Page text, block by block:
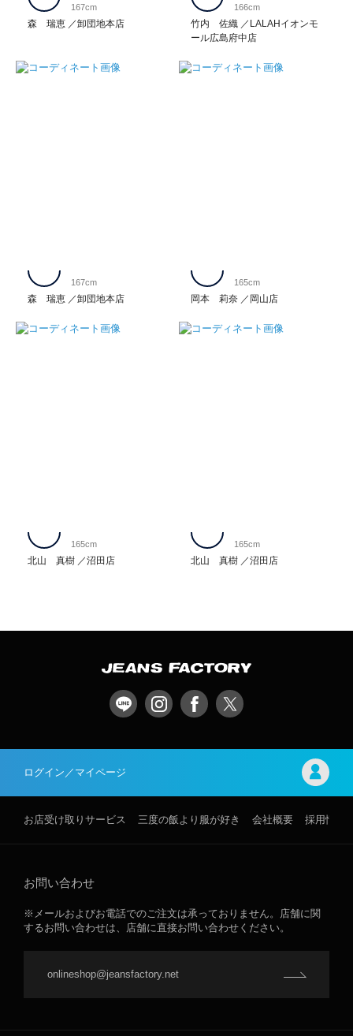
森 瑞恵 卸団地本店
167cm
竹内 佐織
LALAHイオンモ
ール広島府中店
166cm
森 瑞恵 卸団地本店
167cm
岡本 莉奈 岡山店
165cm
北山 真樹 沼田店
165cm
北山 真樹 沼田店
165cm
ログイン／マイページ
お店受け取りサービス 三度の飯より服が好き 会社概要 採用情報
お問い合わせ
※メールおよびお電話でのご注文は承っておりません。店舗に関
するお問い合わせは、店舗に直接お問い合わせください。
onlineshop@jeansfactory.net